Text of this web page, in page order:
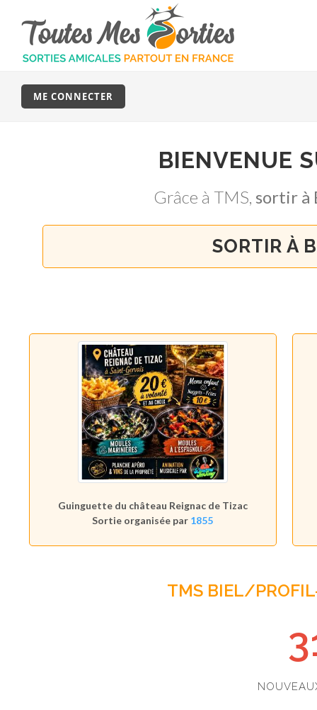
ME CONNECTER
BIENVENUE
Grâce à TMS, sortir à
SORTIR À
Guinguette du château Reignac de Tizac
Sortie organisée par 1855
TMS BIEL/